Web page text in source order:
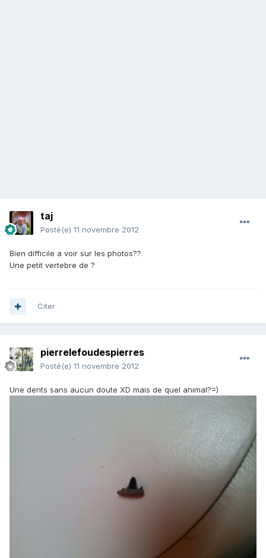
taj
Posté(e) 11 novembre 2012
Bien difficile a voir sur les photos??
Une petit vertebre de ?
Citer
pierrelefoudespierres
Posté(e) 11 novembre 2012
Une dents sans aucun doute XD mais de quel animal?=)